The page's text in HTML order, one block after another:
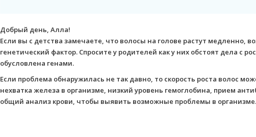
Добрый день, Алла!
Если вы с детства замечаете, что волосы на голове растут медленно,
генетический фактор. Спросите у родителей как у них обстоят дела с
обусловлена генами.
Если проблема обнаружилась не так давно, то скорость роста волос
нехватка железа в организме, низкий уровень гемоглобина, прием
общий анализ крови, чтобы выявить возможные проблемы в организме.